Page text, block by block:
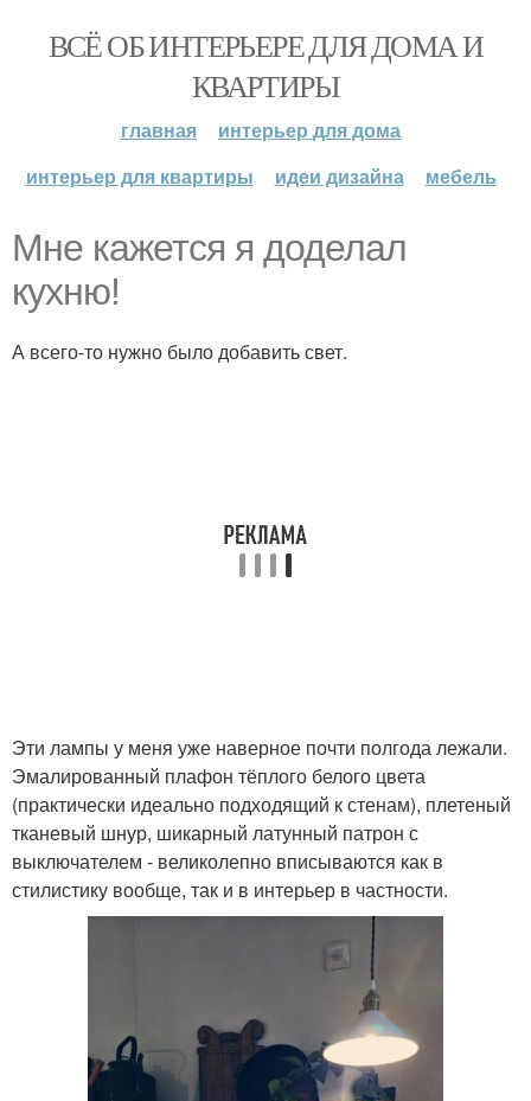
ВСЁ ОБ ИНТЕРЬЕРЕ ДЛЯ ДОМА И
КВАРТИРЫ
главная
интерьер для дома
интерьер для квартиры
идеи дизайна мебель
Мне кажется я доделал
кухню!
А всего-то нужно было добавить свет.
Эти лампы у меня уже наверное почти полгода лежали.
Эмалированный плафон тёплого белого цвета
(практически идеально подходящий к стенам), плетеный
тканевый шнур, шикарный латунный патрон с
выключателем - великолепно вписываются как в
стилистику вообще, так и в интерьер в частности.